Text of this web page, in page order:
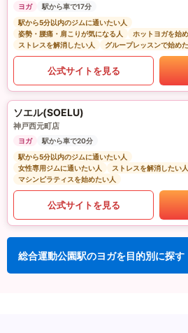
ヨガ
駅から車で17分
駅から5分以内のジムに通いたい人
姿勢・腰痛・肩こりが気になる人
ホットヨガを始
ストレスを解消したい人
グループレッスンで始め
公式サイトを見る
ソエル(SOELU)
神戸西元町店
ヨガ
駅から車で20分
駅から5分以内のジムに通いたい人
女性専用ジムに通いたい人
ストレスを解消したい人
マシンピラティスを始めたい人
公式サイトを見る
総合運動公園駅のヨガを目的別に探す